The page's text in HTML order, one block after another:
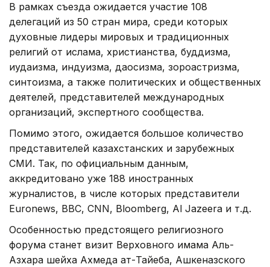
В рамках съезда ожидается участие 108
делегаций из 50 стран мира, среди которых
духовные лидеры мировых и традиционных
религий от ислама, христианства, буддизма,
иудаизма, индуизма, даосизма, зороастризма,
синтоизма, а также политических и общественных
деятелей, представителей международных
организаций, экспертного сообщества.
Помимо этого, ожидается большое количество
представителей казахстанских и зарубежных
СМИ. Так, по официальным данным,
аккредитовано уже 188 иностранных
журналистов, в числе которых представители
Euronews, BBC, CNN, Bloomberg, Al Jazeera и т.д.
Особенностью предстоящего религиозного
форума станет визит Верховного имама Аль-
Азхара шейха Ахмеда ат-Тайеба, Ашкеназского